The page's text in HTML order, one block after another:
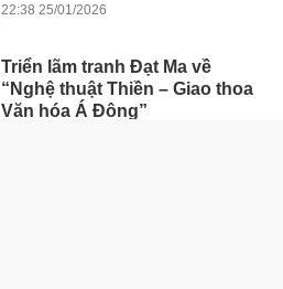
22:38 25/01/2026
Triển lãm tranh Đạt Ma về
“Nghệ thuật Thiền – Giao thoa
Văn hóa Á Đông”